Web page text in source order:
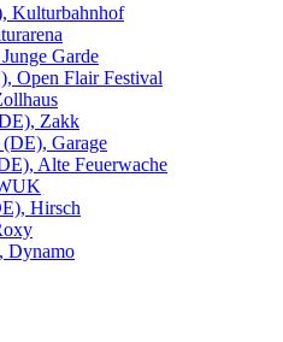
Kulturbahnhof
Garde
Open Flair Festival
Zakk
(DE), Garage
Alte Feuerwache
Hirsch
Dynamo